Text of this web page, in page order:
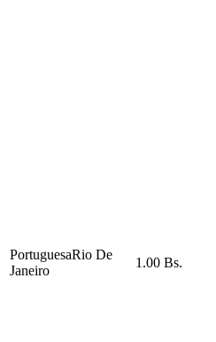
PortuguesaRio De
Janeiro
1.00 Bs.